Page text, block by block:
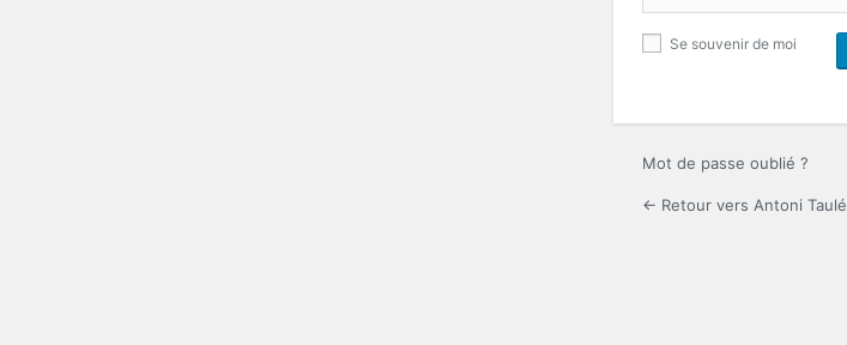
Se souvenir de moi
Mot de passe oublié ?
← Retour vers Antoni Taulé